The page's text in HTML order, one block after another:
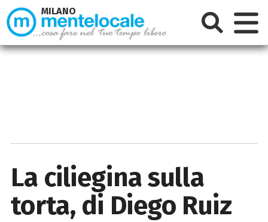
La ciliegina sulla
torta, di Diego Ruiz
MILANO